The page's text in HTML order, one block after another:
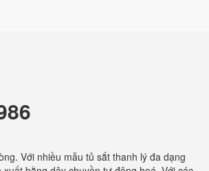
Với nhiều mẫu tủ sắt thanh lý đa dạng